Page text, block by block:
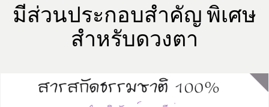
​มีส่วนประกอบสำคัญ พิเศษ
สำหรับดวงตา